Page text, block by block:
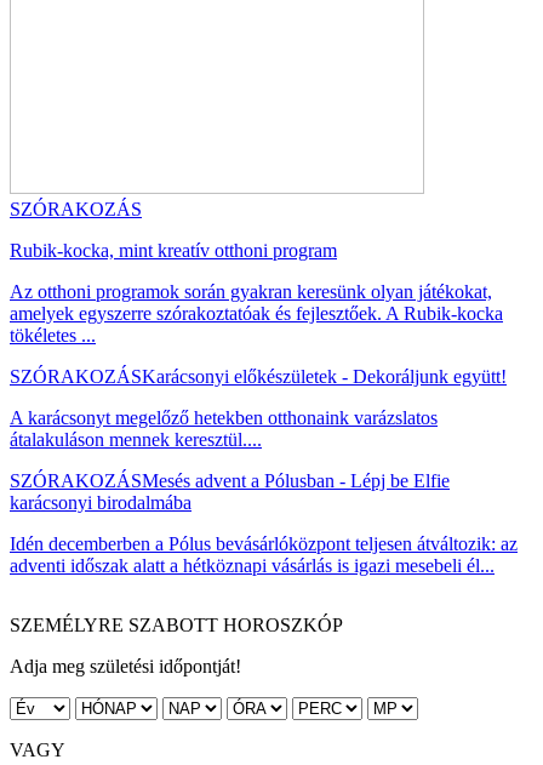
SZÓRAKOZÁS
Rubik-kocka, mint kreatív otthoni program
Az otthoni programok során gyakran keresünk olyan játékokat,
amelyek egyszerre szórakoztatóak és fejlesztőek. A Rubik-kocka
tökéletes ...
SZÓRAKOZÁSKarácsonyi előkészületek - Dekoráljunk együtt!
A karácsonyt megelőző hetekben otthonaink varázslatos
átalakuláson mennek keresztül....
SZÓRAKOZÁSMesés advent a Pólusban - Lépj be Elfie
karácsonyi birodalmába
Idén decemberben a Pólus bevásárlóközpont teljesen átváltozik: az
adventi időszak alatt a hétköznapi vásárlás is igazi mesebeli él...
SZEMÉLYRE SZABOTT HOROSZKÓP
Adja meg születési időpontját!
VAGY